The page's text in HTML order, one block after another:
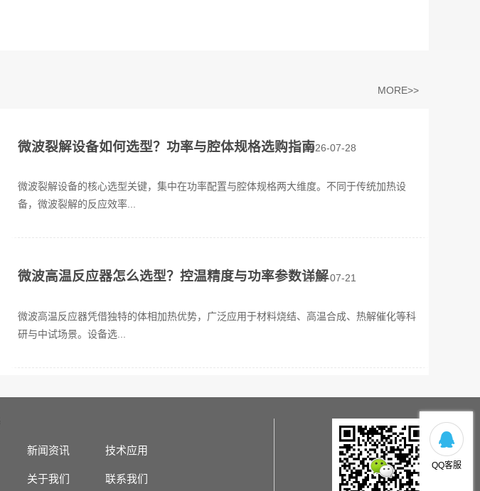
MORE>>
微波裂解设备如何选型？功率与腔体规格选购指南
微波裂解设备的核心选型关键，集中在功率配置与腔体规格两大维度。不同于传统加热设
备，微波裂解的反应效率...
2026-07-28
微波高温反应器怎么选型？控温精度与功率参数详解
微波高温反应器凭借独特的体相加热优势，广泛应用于材料烧结、高温合成、热解催化等科
研与中试场景。设备选...
2026-07-21
新闻资讯 技术应用
关于我们 联系我们
QQ客服